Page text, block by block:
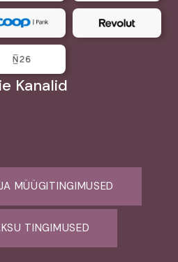
Kanalid
MÜÜGITINGIMUSED
TINGIMUSED